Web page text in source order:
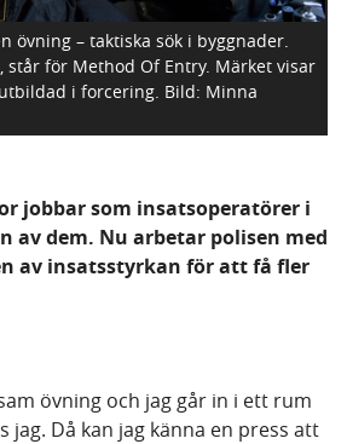
övning – taktiska sök i byggnader.
står för Method Of Entry. Märket visar
i forcering. Bild: Minna
jobbar som insatsoperatörer i
av dem. Nu arbetar polisen med
av insatsstyrkan för att få fler
övning och jag går in i ett rum
jag. Då kan jag känna en press att